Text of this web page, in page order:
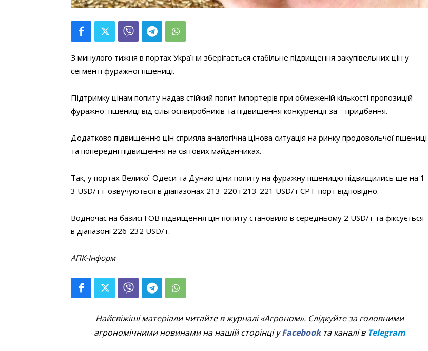
З минулого тижня в портах України зберігається стабільне підвищення закупівельних цін у
сегменті фуражної пшениці.
Підтримку цінам попиту надав стійкий попит імпортерів при обмеженій кількості пропозицій
фуражної пшениці від сільгоспвиробників та підвищення конкуренції за її придбання.
Додатково підвищенню цін сприяла аналогічна цінова ситуація на ринку продовольчої пшениці
та попередні підвищення на світових майданчиках.
Так, у портах Великої Одеси та Дунаю ціни попиту на фуражну пшеницю підвищились ще на 1-
3 USD/т і озвучуються в діапазонах 213-220 і 213-221 USD/т CPT-порт відповідно.
Водночас на базисі FOB підвищення цін попиту становило в середньому 2 USD/т та фіксується
в діапазоні 226-232 USD/т.
АПК-Інформ
Найсвіжіші матеріали читайте в журналі «Агроном». Слідкуйте за головними
агрономічними новинами на нашій сторінці уFacebookта каналі в Telegram